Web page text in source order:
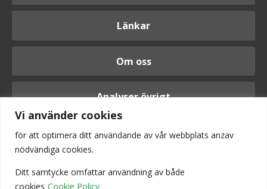
Vi använder cookies
för att optimera ditt användande av vår webbplats anzav
nödvändiga cookies.
Ditt samtycke omfattar användning av både
cookies Cookie Policy
Länkar
Om oss
Analyser övrigt